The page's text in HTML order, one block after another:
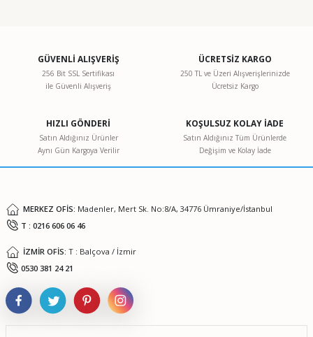
Görüş ve önerileriniz için teşekkür ederiz.
Ürün resmi kalitesiz, bozuk veya görüntülenemiyor.
Ürün bilgilerinde hatalar bulunuyor.
Ürün fiyatı diğer sitelerden daha pahalı.
GÜVENLİ ALIŞVERİŞ
256 Bit SSL Sertifikası
ile Güvenli Alışveriş
ÜCRETSİZ KARGO
250 TL ve Üzeri Alışverişlerinizde
Ücretsiz Kargo
HIZLI GÖNDERİ
Satın Aldığınız Ürünler
Aynı Gün Kargoya Verilir
KOŞULSUZ KOLAY İADE
Satın Aldığınız Tüm Ürünlerde
Değişim ve Kolay İade
MERKEZ OFİS: Madenler, Mert Sk. No:8/A, 34776 Ümraniye/İstanbul
T : 0216 606 06 46
İZMİR OFİS: T : Balçova / İzmir
0530 381 24 21